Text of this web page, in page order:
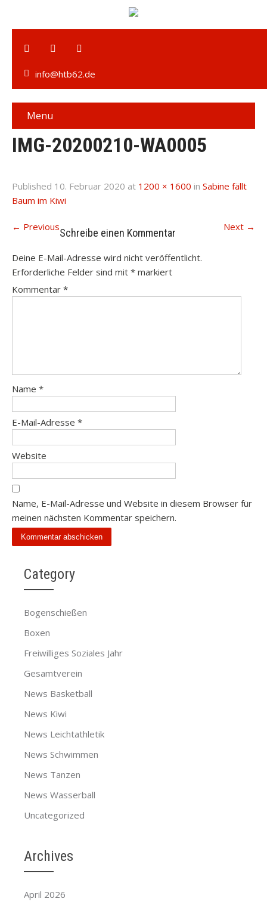
info@htb62.de
Menu
IMG-20200210-WA0005
Published 10. Februar 2020 at 1200 × 1600 in Sabine fällt
Baum im Kiwi
← Previous Next →
Schreibe einen Kommentar
Deine E-Mail-Adresse wird nicht veröffentlicht.
Erforderliche Felder sind mit * markiert
Kommentar *
Name *
E-Mail-Adresse *
Website
Name, E-Mail-Adresse und Website in diesem Browser für
meinen nächsten Kommentar speichern.
Category
Bogenschießen
Boxen
Freiwilliges Soziales Jahr
Gesamtverein
News Basketball
News Kiwi
News Leichtathletik
News Schwimmen
News Tanzen
News Wasserball
Uncategorized
Archives
April 2026